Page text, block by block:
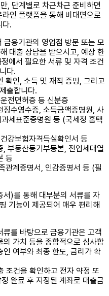
, 단계별로 차근차근 준비하면
인 플랫폼을 통해 비대면으로
다.
금융기관의 영업점 방문 또는 모
대출 상담을 받으시고, 예상 한
에서 필요한 서류 및 자격 조건
다.
확인, 소득 및 재직 증빙, 그리고
출합니다.
전면허증 등 신분증
징수영수증, 소득금액증명원, 사
세표준증명원 등 (국세청 홈택
강보험자격득실확인서 등
, 부동산등기부등본, 전입세대열
등
관계증명서, 인감증명서 등 (필
)를 통해 대부분의 서류를 자
기능이 제공되어 매우 편리해
류를 바탕으로 금융기관은 고객
가치 등을 종합적으로 심사합
여부와 최종 한도, 금리가 확
조건을 확인하고 전자 약정 또
완료 후 지정된 계좌로 대출금